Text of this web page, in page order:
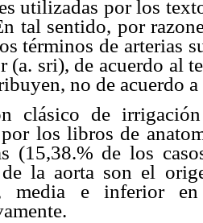
utilizadas por los
tal sentido, por
términos de arterias
(a. sri), de acuerdo al
no de acuerdo
clásico de
los libros de
(15,38.% de los
la aorta son el
media e inferior